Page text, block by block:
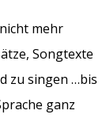
mehr
Songtexte
zu singen …bis
ganz